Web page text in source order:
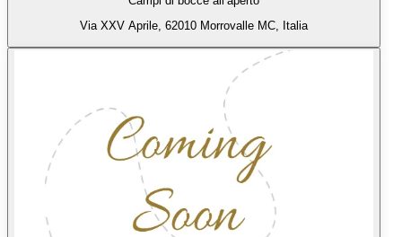
Via XXV Aprile, 62010 Morrovalle MC, Italia